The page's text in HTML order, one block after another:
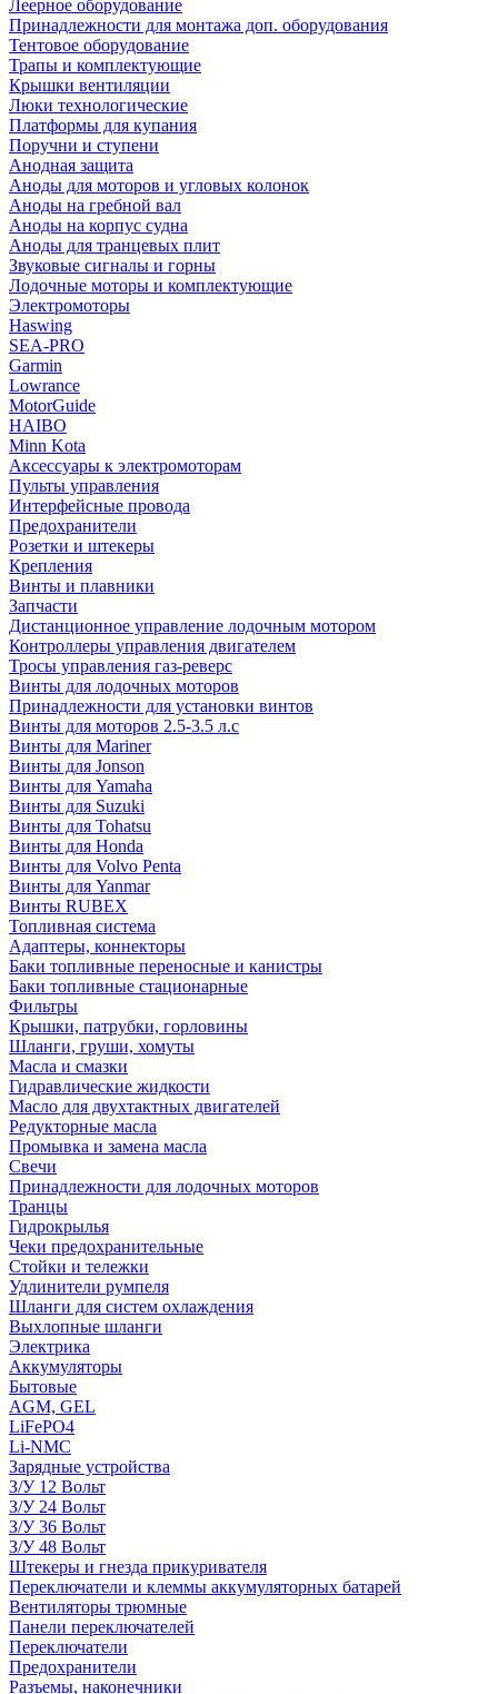
Леерное оборудование
Принадлежности для монтажа доп. оборудования
Тентовое оборудование
Трапы и комплектующие
Крышки вентиляции
Люки технологические
Платформы для купания
Поручни и ступени
Анодная защита
Аноды для моторов и угловых колонок
Аноды на гребной вал
Аноды на корпус судна
Аноды для транцевых плит
Звуковые сигналы и горны
Лодочные моторы и комплектующие
Электромоторы
Haswing
SEA-PRO
Garmin
Lowrance
MotorGuide
HAIBO
Minn Kota
Аксессуары к электромоторам
Пульты управления
Интерфейсные провода
Предохранители
Розетки и штекеры
Крепления
Винты и плавники
Запчасти
Дистанционное управление лодочным мотором
Контроллеры управления двигателем
Тросы управления газ-реверс
Винты для лодочных моторов
Принадлежности для установки винтов
Винты для моторов 2.5-3.5 л.с
Винты для Mariner
Винты для Jonson
Винты для Yamaha
Винты для Suzuki
Винты для Tohatsu
Винты для Honda
Винты для Volvo Penta
Винты для Yanmar
Винты RUBEX
Топливная система
Адаптеры, коннекторы
Баки топливные переносные и канистры
Баки топливные стационарные
Фильтры
Крышки, патрубки, горловины
Шланги, груши, хомуты
Масла и смазки
Гидравлические жидкости
Масло для двухтактных двигателей
Редукторные масла
Промывка и замена масла
Свечи
Принадлежности для лодочных моторов
Транцы
Гидрокрылья
Чеки предохранительные
Стойки и тележки
Удлинители румпеля
Шланги для систем охлаждения
Выхлопные шланги
Электрика
Аккумуляторы
Бытовые
AGM, GEL
LiFePO4
Li-NMC
Зарядные устройства
З/У 12 Вольт
З/У 24 Вольт
З/У 36 Вольт
З/У 48 Вольт
Штекеры и гнезда прикуривателя
Переключатели и клеммы аккумуляторных батарей
Вентиляторы трюмные
Панели переключателей
Переключатели
Предохранители
Разъемы, наконечники